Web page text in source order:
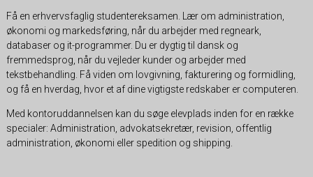
Få en erhvervsfaglig studentereksamen. Lær om administration,
økonomi og markedsføring, når du arbejder med regneark,
databaser og it-programmer. Du er dygtig til dansk og
fremmedsprog, når du vejleder kunder og arbejder med
tekstbehandling. Få viden om lovgivning, fakturering og formidling,
og få en hverdag, hvor et af dine vigtigste redskaber er computeren.
Med kontoruddannelsen kan du søge elevplads inden for en række
specialer: Administration, advokatsekretær, revision, offentlig
administration, økonomi eller spedition og shipping.